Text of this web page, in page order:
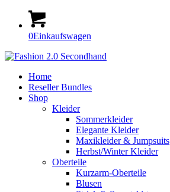
0Einkaufswagen
Home
Reseller Bundles
Shop
Kleider
Sommerkleider
Elegante Kleider
Maxikleider & Jumpsuits
Herbst/Winter Kleider
Oberteile
Kurzarm-Oberteile
Blusen